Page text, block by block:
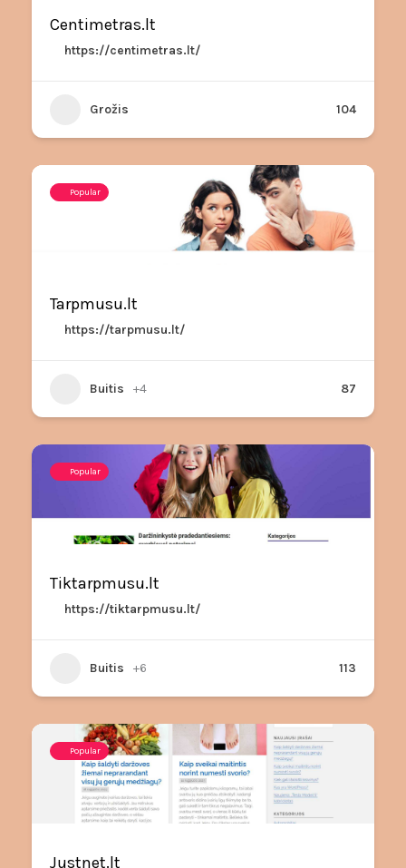
Centimetras.lt
https://centimetras.lt/
Grožis 104
Popular
Tarpmusu.lt
https://tarpmusu.lt/
Buitis +4 87
Popular
Tiktarpmusu.lt
https://tiktarpmusu.lt/
Buitis +6 113
Popular
Justnet.lt